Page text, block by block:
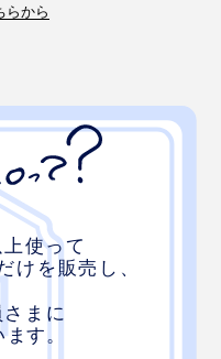
広がりを感じさせてく
。自分のスペースを大
らから